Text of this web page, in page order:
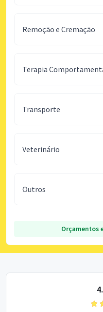
Remoção e Cremação
Terapia
Transporte
Veterinário
Outros
Orçamentos